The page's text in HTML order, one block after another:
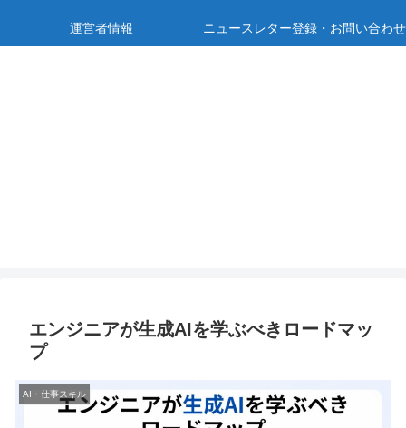
運営者情報 ニュースレター登録・お問い合わせ
エンジニアが生成AIを学ぶべきロードマッ
プ
AI・仕事スキル